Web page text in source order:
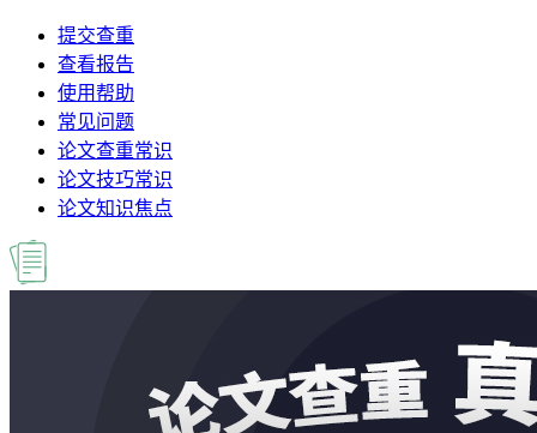
提交查重
查看报告
使用帮助
常见问题
论文查重常识
论文技巧常识
论文知识焦点